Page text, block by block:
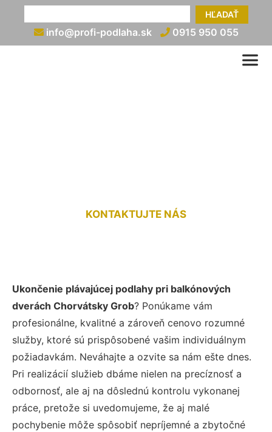
HĽADAŤ
info@profi-podlaha.sk 0915 950 055
KONTAKTUJTE NÁS
Ukončenie plávajúcej podlahy pri balkónových
dverách Chorvátsky Grob? Ponúkame vám
profesionálne, kvalitné a zároveň cenovo rozumné
služby, ktoré sú prispôsobené vašim individuálnym
požiadavkám. Neváhajte a ozvite sa nám ešte dnes.
Pri realizácií služieb dbáme nielen na precíznosť a
odbornosť, ale aj na dôslednú kontrolu vykonanej
práce, pretože si uvedomujeme, že aj malé
pochybenie môže spôsobiť nepríjemné a zbytočné